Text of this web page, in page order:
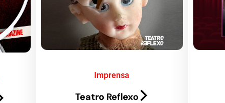
Imprensa
Teatro Reflexo